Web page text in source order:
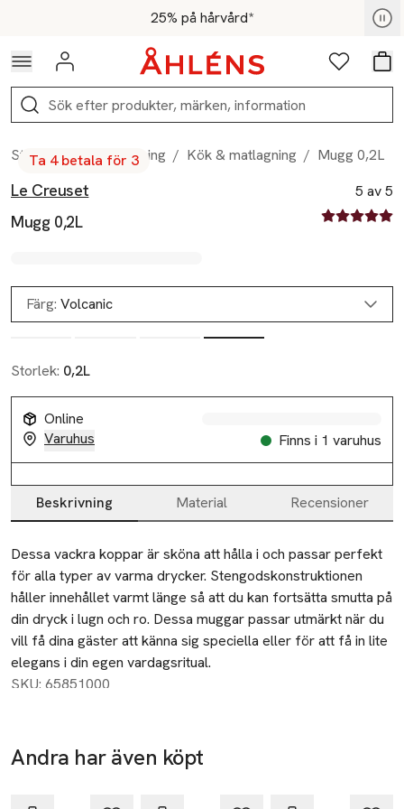
Hoppa till navigationsmenyn25% på hårvård*
För medlemmar - Shoppa nu
Logga in Favoriter
Sök
Start / Hem & inredning / Kök & matlagning / Mugg 0,2L
Produktbilder
Hoppa över bildspelet
Ta 4 betala för 3
Le Creuset
Mugg 0,2L
5 av 5
5 av fem
Färg: Volcanic
Storlek: 0,2L
Online
Varuhus
Finns i 1 varuhus
Produktinformation
Beskrivning Material Recensioner
Beskrivning
Dessa vackra koppar är sköna att hålla i och passar perfekt
för alla typer av varma drycker. Stengodskonstruktionen
håller innehållet varmt länge så att du kan fortsätta smutta på
din dryck i lugn och ro. Dessa muggar passar utmärkt när du
vill få dina gäster att känna sig speciella eller för att få in lite
elegans i din egen vardagsritual.
SKU: 65851000
Andra har även köpt
Ta 4 betala för
Ta 4 betala för